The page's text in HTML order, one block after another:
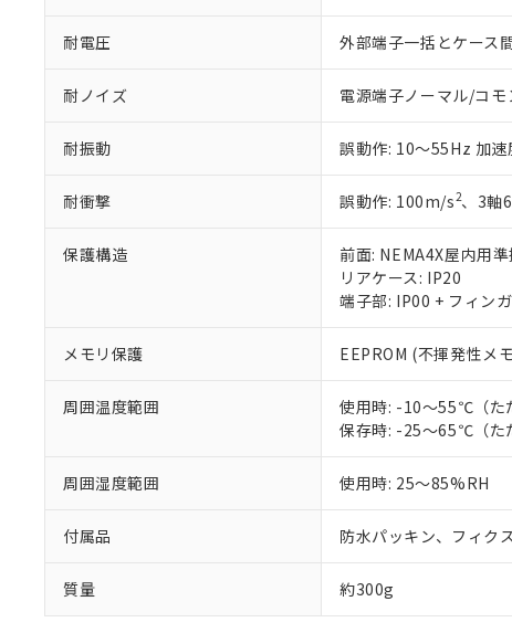
耐電圧 外部端子一括とケース
耐ノイズ 電源端子ノーマル/コ
耐振動 誤動作: 10～55Hz 加
耐衝撃 誤動作: 100m/s2、3軸
保護構造
前面: NEMA4X屋内用
リアケース: IP20
端子部: IP00 + フィン
メモリ保護 EEPROM (不揮発性メ
周囲温度範囲
使用時: -10～55℃（た
保存時: -25～65℃（た
周囲湿度範囲 使用時: 25～85%RH
付属品 防水パッキン、フィク
質量 約300g